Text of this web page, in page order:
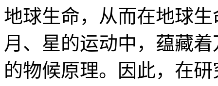
地球生命，从而在地球
月、星的运动中，蕴藏
的物候原理。因此，在